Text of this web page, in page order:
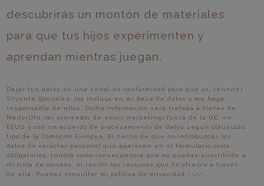
descubrirás un montón de materiales
para que tus hijos experimenten y
aprendan mientras juegan.
Dejar tus datos es una señal de conformidad para que yo, Jennifer
Silvente González, los incluya en mi base de datos y me haga
responsable de ellos. Dicha información será tratada a través de
Mailerlite (mi proveedor de email marketing) fuera de la UE, en
EEUU y con un acuerdo de procesamiento de datos según cláusulas
tipo de la Comisión Europea. El hecho de que no introduzcas los
datos de carácter personal que aparecen en el formulario como
obligatorios, tendrá como consecuencia que no puedas suscribirte a
mi lista de correos, ni recibir los recursos que te ofrezco a través
de ella. Puedes consultar mi política de privacidad
AQUÍ